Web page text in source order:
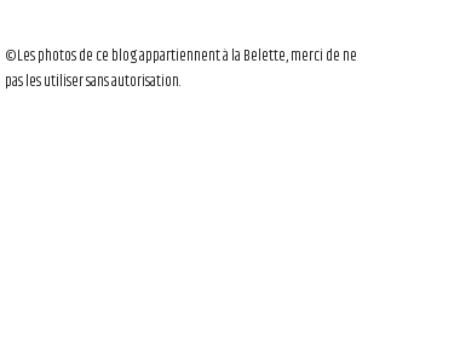
©Les photos de ce blog appartiennent à la Belette, merci de ne
pas les utiliser sans autorisation.